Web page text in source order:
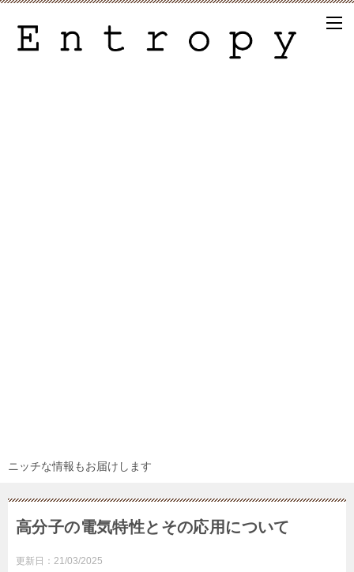
ニッチな情報もお届けします
高分子の電気特性とその応用について
更新日： 21/03/2025